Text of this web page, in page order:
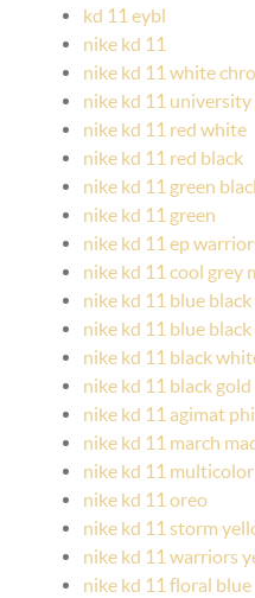
kd 11 eybl
nike kd 11
nike kd 11 white
nike kd 11 university
nike kd 11 red white
nike kd 11 red black
nike kd 11 green
nike kd 11 green
nike kd 11 ep
nike kd 11 cool grey
nike kd 11 blue
nike kd 11 blue
nike kd 11 black
nike kd 11 black gold
nike kd 11 agimat
nike kd 11 march
nike kd 11 multicolor
nike kd 11 oreo
nike kd 11 storm
nike kd 11 warriors
nike kd 11 floral blue